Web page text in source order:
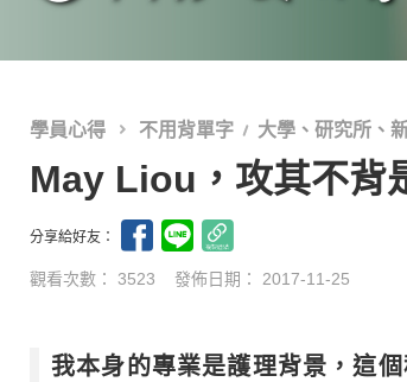
學員心得 不用背單字 大學、研究所、
May Liou，攻其不背
分享給好友：
觀看次數： 3523 發佈日期： 2017-11-25
我本身的專業是護理背景，這